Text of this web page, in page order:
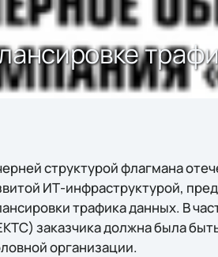
структурой флагмана
ИТ-инфраструктурой,
трафика данных. В
заказчика должна была
организации.